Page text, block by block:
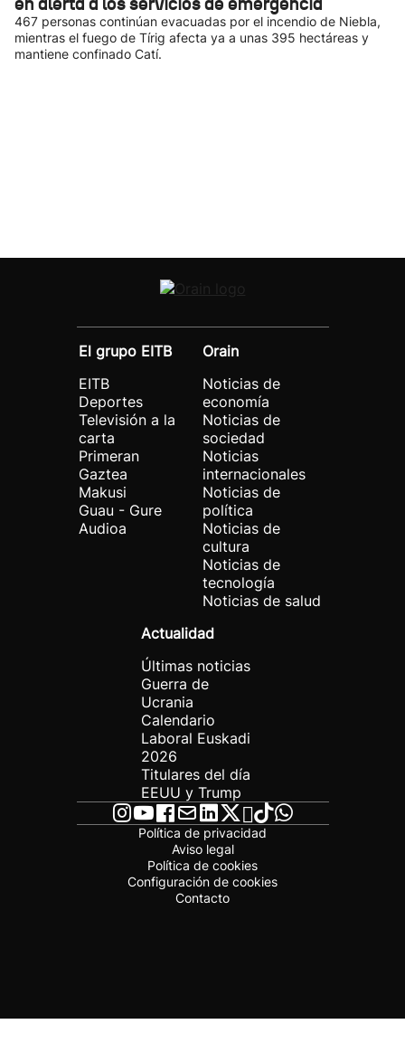
467 personas continúan evacuadas por el incendio de Niebla,
mientras el fuego de Tírig afecta ya a unas 395 hectáreas y
mantiene confinado Catí.
El grupo EITB
EITB
Deportes
Televisión a la
carta
Primeran
Gaztea
Makusi
Guau - Gure
Audioa
Orain
Noticias de
economía
Noticias de
sociedad
Noticias
internacionales
Noticias de
política
Noticias de
cultura
Noticias de
tecnología
Noticias de salud
Actualidad
Últimas noticias
Guerra de
Ucrania
Calendario
Laboral Euskadi
2026
Titulares del día
EEUU y Trump
Política de privacidad
Aviso legal
Política de cookies
Configuración de cookies
Contacto